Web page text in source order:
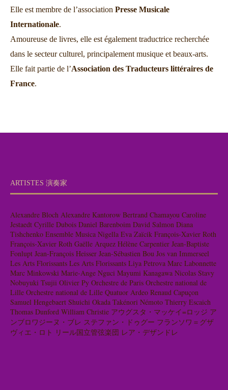
Elle est membre de l’association Presse Musicale
Internationale.
Amoureuse de livres, elle est également traductrice recherchée
dans le secteur culturel, principalement musique et beaux-arts.
Elle fait partie de l’Association des Traducteurs littéraires de
France.
ARTISTES 演奏家
Alexandre Bloch Alexandre Kantorow Bertrand Chamayou Caroline
Jestaedt Cyrille Dubois Daniel Barenboim David Salmon Diana
Tishchenko Ensemble Musica Nigella Eva Zaïcik François-Xavier Roth
François-Xavier Roth Gaëlle Arquez Hélène Carpentier Jean-Baptiste
Fonlupt Jean-François Heisser Jean-Sébastien Bou Jos van Immerseel
Les Arts Florissants Les Arts Florissants Liya Petrova Marc Labonnette
Marc Minkowski Marie-Ange Nguci Mayumi Kanagawa Nicolas Stavy
Nobuyuki Tsujii Olivier Py Orchestre de Paris Orchestre national de
Lille Orchestre national de Lille Quatuor Ardeo Renaud Capuçon
Samuel Hengebaert Shuichi Okada Takénori Némoto Thierry Escaich
Thomas Dunford William Christie アウグスタ・マッケイ=ロッジ ア
ンブロワジーヌ・ブレ ステファン・ドゥグー フランソワ＝グザ
ヴィエ・ロト リール国立管弦楽団 レア・デザンドレ